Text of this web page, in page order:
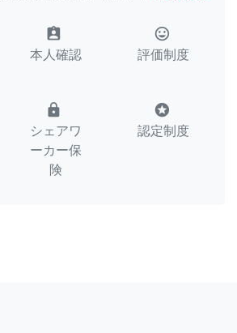
assignment_ind
本人確認
tag_faces
評価制度
lock
シェアワ
ーカー保
険
stars
認定制度